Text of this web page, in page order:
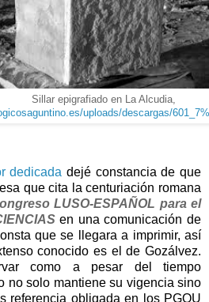
Sillar epigrafiado en La Alcudia,
uploads/descargas/
dedicada dejé constancia de que
que cita la centuriación romana
LUSO-ESPAÑOL para el
en una comunicación de
que se llegara a imprimir, así
conocido es el de Gozálvez.
como a pesar del tiempo
no solo mantiene su vigencia sino
referencia obligada en los PGOU